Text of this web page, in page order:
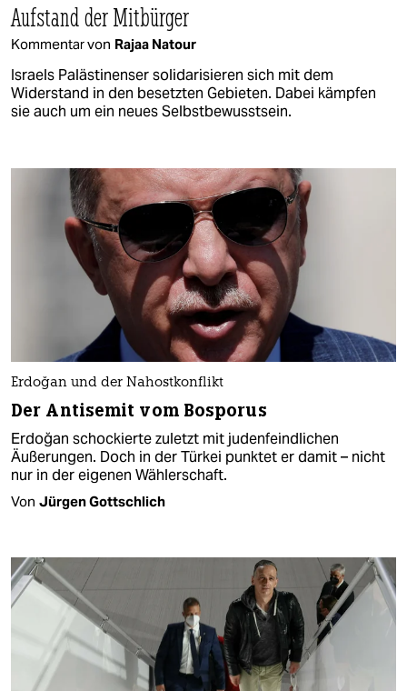
Aufstand der Mitbürger
Kommentar von Rajaa Natour
Israels Palästinenser solidarisieren sich mit dem
Widerstand in den besetzten Gebieten. Dabei kämpfen
sie auch um ein neues Selbstbewusstsein.
Erdoğan und der Nahostkonflikt
Der Antisemit vom Bosporus
Erdoğan schockierte zuletzt mit judenfeindlichen
Äußerungen. Doch in der Türkei punktet er damit – nicht
nur in der eigenen Wählerschaft.
Von Jürgen Gottschlich